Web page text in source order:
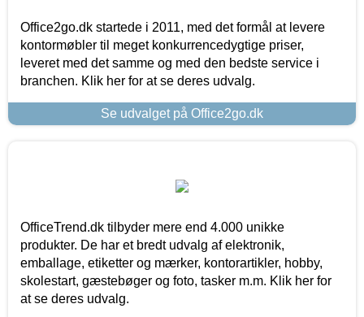
Office2go.dk startede i 2011, med det formål at levere
kontormøbler til meget konkurrencedygtige priser,
leveret med det samme og med den bedste service i
branchen. Klik her for at se deres udvalg.
Se udvalget på Office2go.dk
OfficeTrend.dk tilbyder mere end 4.000 unikke
produkter. De har et bredt udvalg af elektronik,
emballage, etiketter og mærker, kontorartikler, hobby,
skolestart, gæstebøger og foto, tasker m.m. Klik her for
at se deres udvalg.